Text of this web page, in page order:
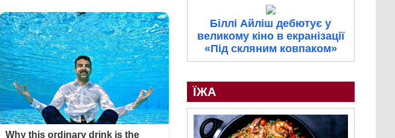
Біллі Айліш дебютує у
великому кіно в екранізації
«Під скляним ковпаком»
ЇЖА